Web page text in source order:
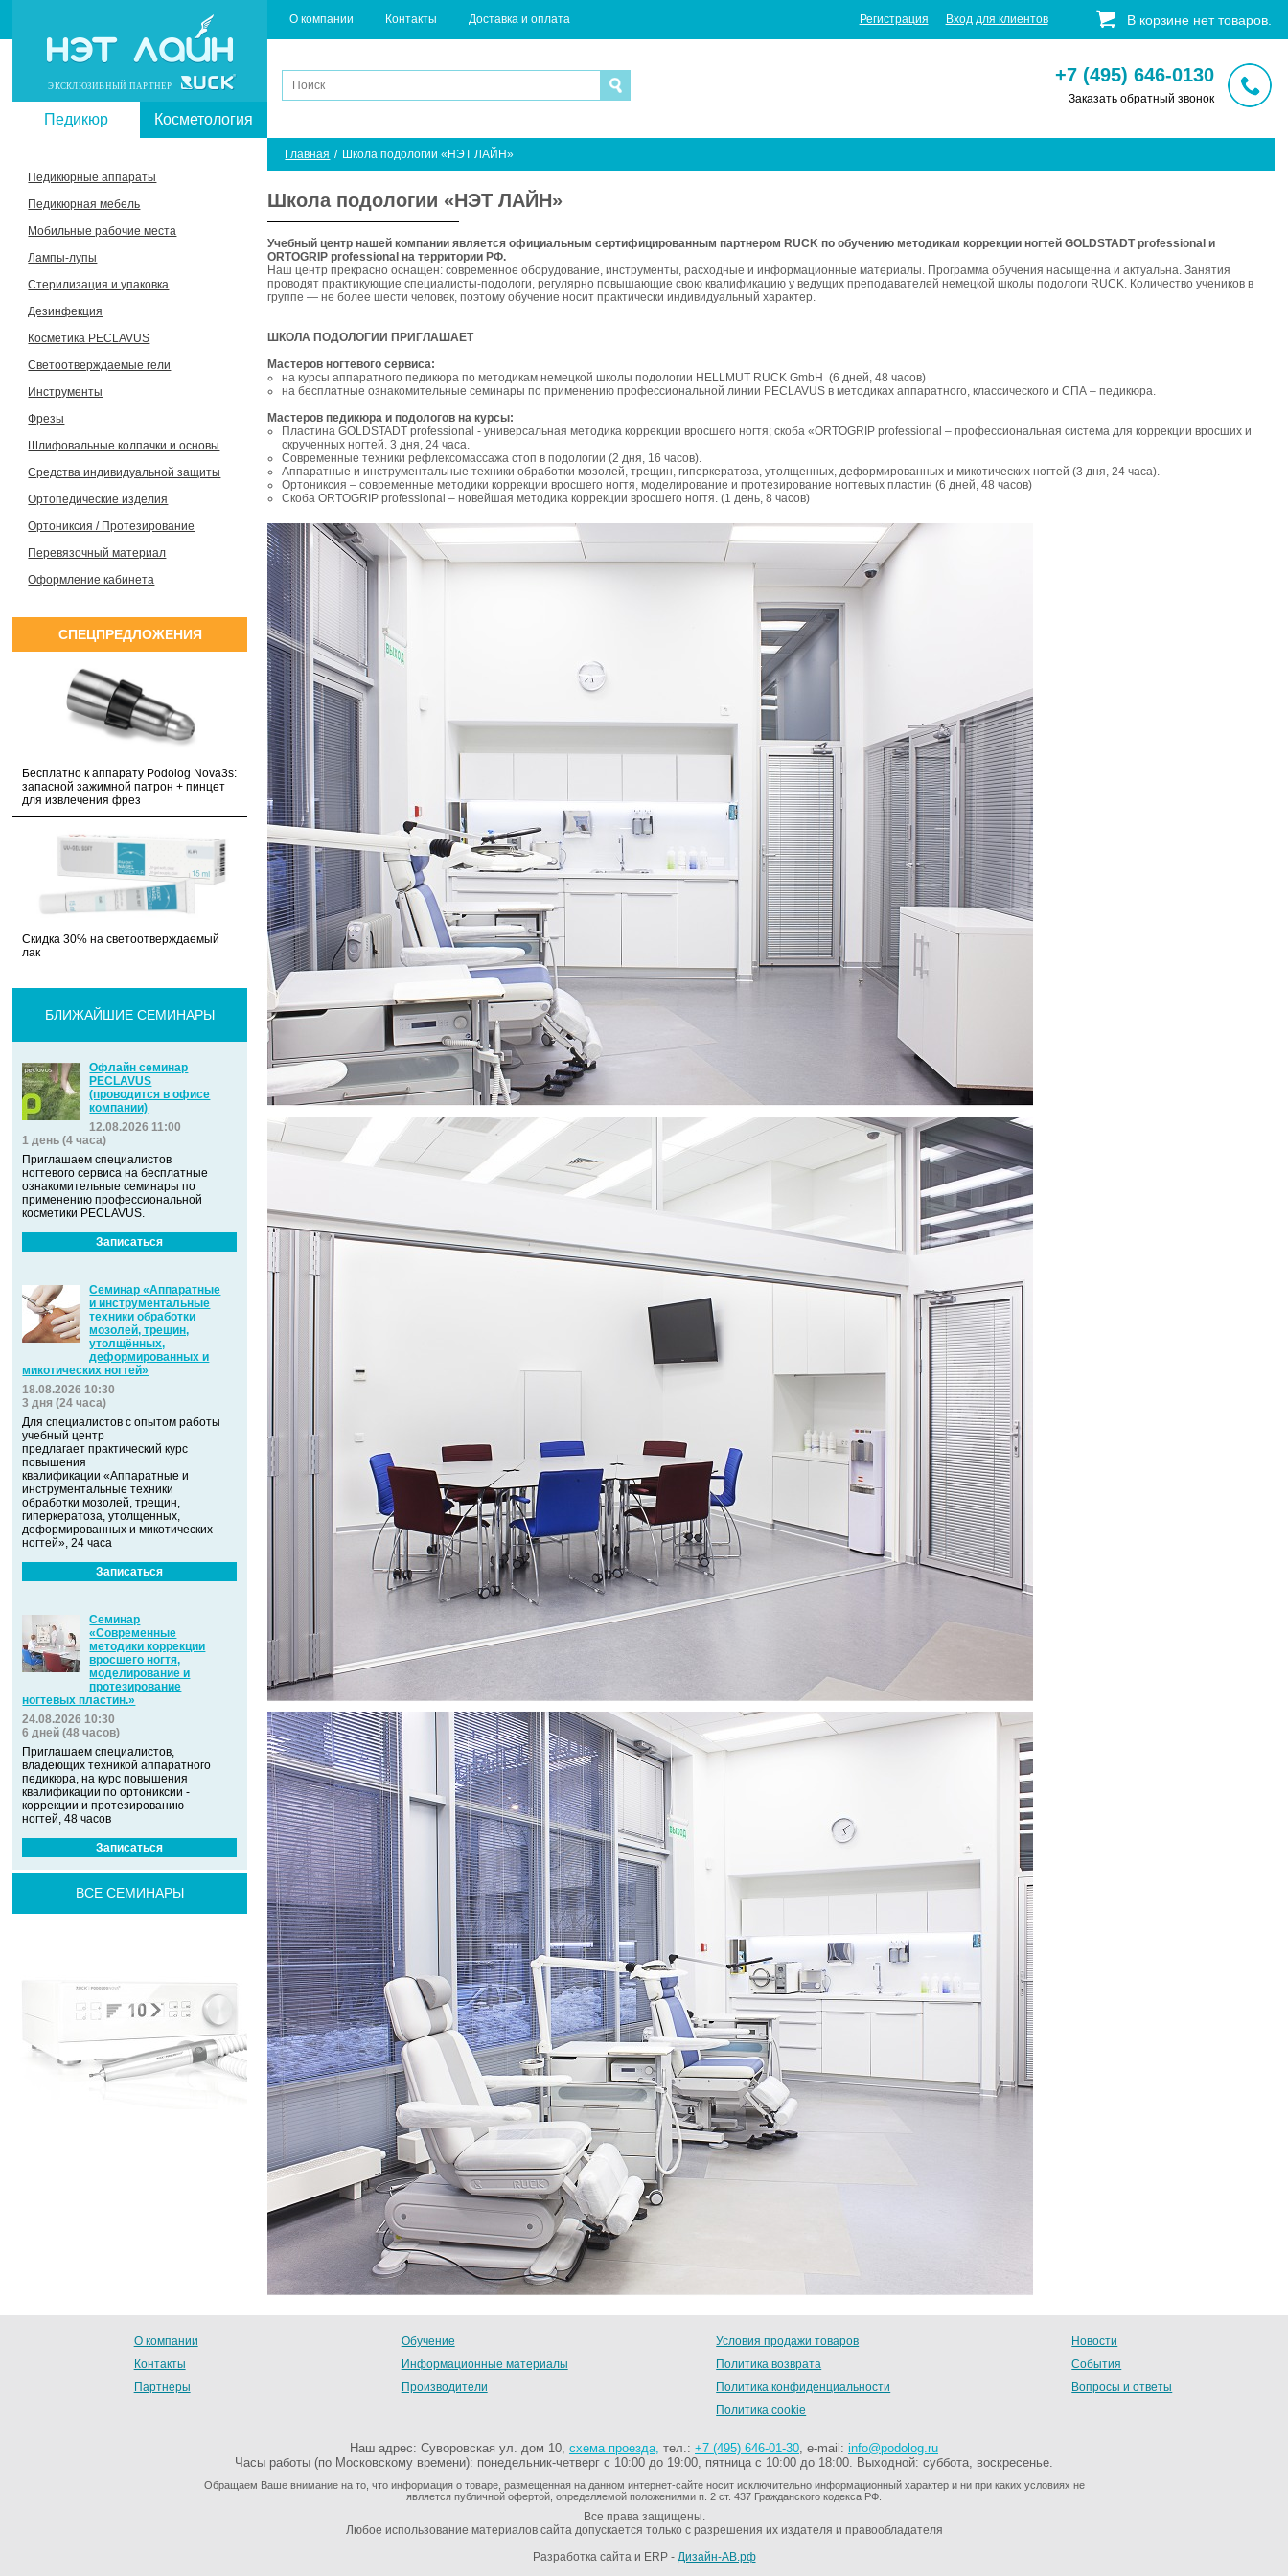
ЭКСКЛЮЗИВНЫЙ ПАРТНЕР
В корзине нет товаров.
Регистрация Вход для клиентов
О компании Контакты Доставка и оплата
Педикюр Косметология
Педикюрные аппараты
Педикюрная мебель
Мобильные рабочие места
Лампы-лупы
Стерилизация и упаковка
Дезинфекция
Косметика PECLAVUS
Светоотверждаемые гели
Инструменты
Фрезы
Шлифовальные колпачки и основы
Средства индивидуальной защиты
Ортопедические изделия
Ортониксия / Протезирование
Перевязочный материал
Оформление кабинета
СПЕЦПРЕДЛОЖЕНИЯ
Бесплатно к аппарату Podolog Nova3s:
запасной зажимной патрон + пинцет
для извлечения фрез
Скидка 30% на светоотверждаемый
лак
БЛИЖАЙШИЕ СЕМИНАРЫ
Офлайн семинар
PECLAVUS
(проводится в офисе
компании)
12.08.2026 11:00
1 день (4 часа)
Приглашаем специалистов
ногтевого сервиса на бесплатные
ознакомительные семинары по
применению профессиональной
косметики PECLAVUS.
Записаться
Семинар «Аппаратные
и инструментальные
техники обработки
мозолей, трещин,
утолщённых,
деформированных и
микотических ногтей»
18.08.2026 10:30
3 дня (24 часа)
Для специалистов с опытом работы
учебный центр
предлагает практический курс
повышения
квалификации «Аппаратные и
инструментальные техники
обработки мозолей, трещин,
гиперкератоза, утолщенных,
деформированных и микотических
ногтей», 24 часа
Записаться
Семинар
«Современные
методики коррекции
вросшего ногтя,
моделирование и
протезирование
ногтевых пластин.»
24.08.2026 10:30
6 дней (48 часов)
Приглашаем специалистов,
владеющих техникой аппаратного
педикюра, на курс повышения
квалификации по ортониксии -
коррекции и протезированию
ногтей, 48 часов
Записаться
ВСЕ СЕМИНАРЫ
+7 (495) 646-0130
Заказать обратный звонок
Главная / Школа подологии «НЭТ ЛАЙН»
Школа подологии «НЭТ ЛАЙН»
Учебный центр нашей компании является официальным сертифицированным партнером RUCK по обучению методикам коррекции ногтей GOLDSTADT professional и
ORTOGRIP professional на территории РФ.
Наш центр прекрасно оснащен: современное оборудование, инструменты, расходные и информационные материалы. Программа обучения насыщенна и актуальна. Занятия
проводят практикующие специалисты-подологи, регулярно повышающие свою квалификацию у ведущих преподавателей немецкой школы подологи RUCK. Количество учеников в
группе — не более шести человек, поэтому обучение носит практически индивидуальный характер.
ШКОЛА ПОДОЛОГИИ ПРИГЛАШАЕТ
Мастеров ногтевого сервиса:
на курсы аппаратного педикюра по методикам немецкой школы подологии HELLMUT RUCK GmbH (6 дней, 48 часов)
на бесплатные ознакомительные семинары по применению профессиональной линии PECLAVUS в методиках аппаратного, классического и СПА – педикюра.
Мастеров педикюра и подологов на курсы:
Пластина GOLDSTADT professional - универсальная методика коррекции вросшего ногтя; скоба «ORTOGRIP professional – профессиональная система для коррекции вросших и
скрученных ногтей. 3 дня, 24 часа.
Современные техники рефлексомассажа стоп в подологии (2 дня, 16 часов).
Аппаратные и инструментальные техники обработки мозолей, трещин, гиперкератоза, утолщенных, деформированных и микотических ногтей (3 дня, 24 часа).
Ортониксия – современные методи­ки коррекции вросшего ногтя, моде­лирование и протезирование ногтевых пластин (6 дней, 48 часов)
Скоба ORTOGRIP professional – новейшая методика коррекции вросшего ногтя. (1 день, 8 часов)
О компании
Контакты
Партнеры
Обучение
Информационные материалы
Производители
Условия продажи товаров
Политика возврата
Политика конфиденциальности
Политика cookie
Новости
События
Вопросы и ответы
Наш адрес: Суворовская ул. дом 10, схема проезда, тел.: +7 (495) 646-01-30, e-mail: info@podolog.ru
Часы работы (по Московскому времени): понедельник-четверг с 10:00 до 19:00, пятница с 10:00 до 18:00. Выходной: суббота, воскресенье.
Обращаем Ваше внимание на то, что информация о товаре, размещенная на данном интернет-сайте носит исключительно информационный характер и ни при каких условиях не
является публичной офертой, определяемой положениями п. 2 ст. 437 Гражданского кодекса РФ.
Все права защищены.
Любое использование материалов сайта допускается только с разрешения их издателя и правообладателя
Разработка сайта и ERP - Дизайн-АВ.рф